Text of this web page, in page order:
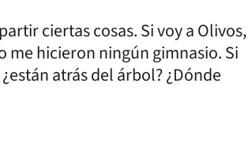
ciertas cosas. Si voy a Olivos,
me hicieron ningún gimnasio. Si
atrás del árbol? ¿Dónde